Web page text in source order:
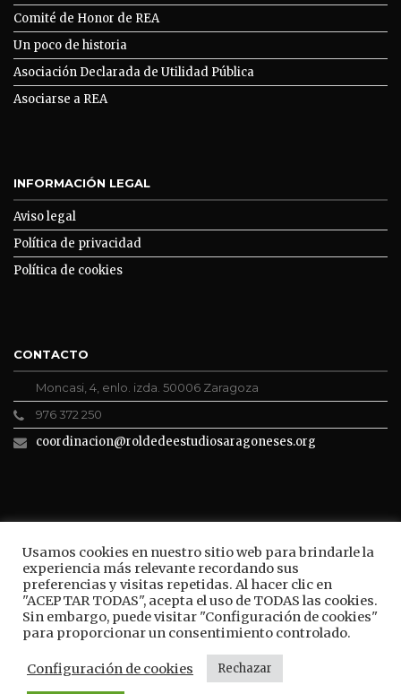
Usamos cookies en nuestro sitio web para brindarle la
experiencia más relevante recordando sus
preferencias y visitas repetidas. Al hacer clic en
"ACEPTAR TODAS", acepta el uso de TODAS las cookies.
Sin embargo, puede visitar "Configuración de cookies"
para proporcionar un consentimiento controlado.
Configuración de cookies Rechazar
Comité de Honor de REA
Un poco de historia
Asociación Declarada de Utilidad Pública
Asociarse a REA
INFORMACIÓN LEGAL
Aviso legal
Política de privacidad
Política de cookies
CONTACTO
Moncasi, 4, enlo. izda. 50006 Zaragoza
976 372 250
coordinacion@roldedeestudiosaragoneses.org
ROLDE CONECTA
BUSCAR